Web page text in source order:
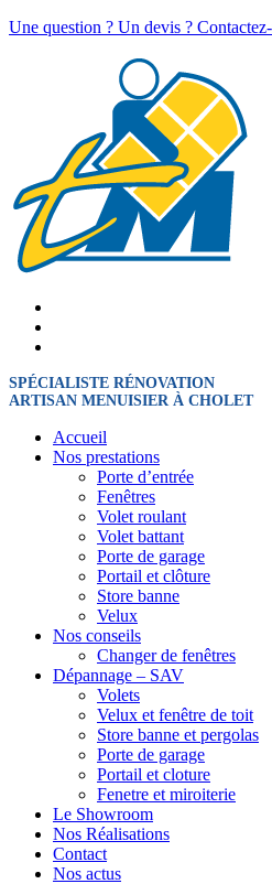
Une question ? Un devis ?
SPÉCIALISTE RÉNOVATION
ARTISAN MENUISIER À CHOLET
Accueil
Nos prestations
Porte d’entrée
Fenêtres
Volet roulant
Volet battant
Porte de garage
Portail et clôture
Store banne
Velux
Nos conseils
Changer de fenêtres
Dépannage – SAV
Volets
Velux et fenêtre de toit
Store banne et pergolas
Porte de garage
Portail et cloture
Fenetre et miroiterie
Le Showroom
Nos Réalisations
Contact
Nos actus